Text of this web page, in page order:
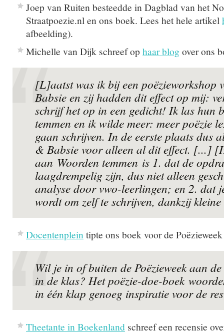
Joep van Ruiten besteedde in Dagblad van het
Straatpoezie.nl en ons boek. Lees het hele artikel
afbeelding).
Michelle van Dijk schreef op haar blog over ons
[L]aatst was ik bij een poëzieworkshop
Babsie en zij hadden dit effect op mij:
schrijf het op in een gedicht! Ik las hun
temmen en ik wilde meer: meer poëzie
gaan schrijven. In de eerste plaats dus
& Babsie voor alleen al dit effect. [...]
aan Woorden temmen is 1. dat de
laagdrempelig zijn, dus niet alleen
analyse door vwo-leerlingen; en 2. dat
wordt om zelf te schrijven, dankzij
Docentenplein tipte ons boek voor de
Wil je in of buiten de Poëzieweek aan
in de klas? Het poëzie-doe-boek
in één klap genoeg inspiratie voor de
Theetante in Boekenland schreef een recensie